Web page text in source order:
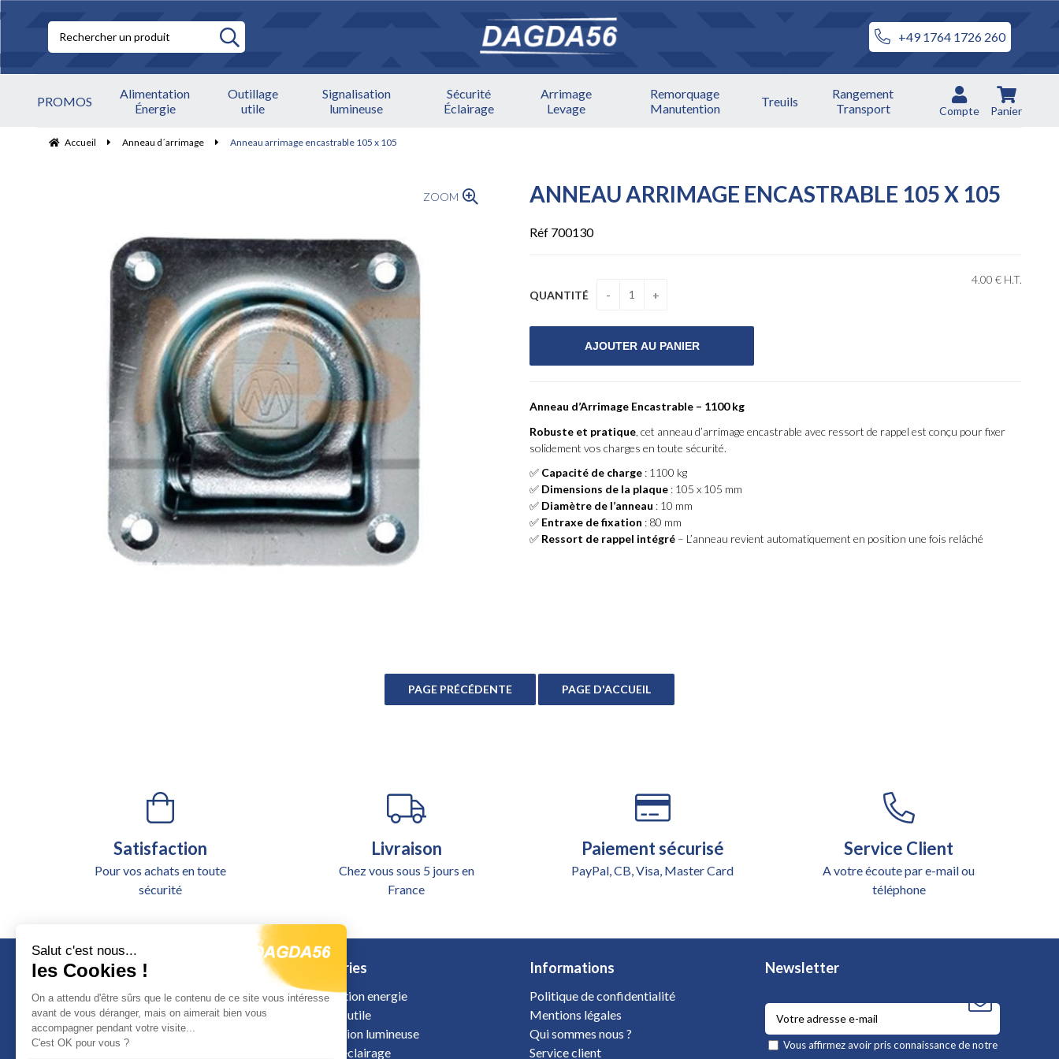
+49 1764 1726 260
PROMOS
Alimentation
Énergie
Outillage
utile
Signalisation
lumineuse
Sécurité
Éclairage
Arrimage
Levage
Remorquage
Manutention
Treuils
Rangement
Transport
Compte Panier
Accueil Anneau d´arrimage Anneau arrimage encastrable 105 x 105
ZOOM ANNEAU ARRIMAGE ENCASTRABLE 105 X 105
Réf 700130
4.00 € H.T.
QUANTITÉ
Anneau d’Arrimage Encastrable – 1100 kg
Robuste et pratique, cet anneau d’arrimage encastrable avec ressort de rappel est conçu pour fixer
solidement vos charges en toute sécurité.
✅ Capacité de charge : 1100 kg
✅ Dimensions de la plaque : 105 x 105 mm
✅ Diamètre de l’anneau : 10 mm
✅ Entraxe de fixation : 80 mm
✅ Ressort de rappel intégré – L’anneau revient automatiquement en position une fois relâché
Satisfaction
Pour vos achats en toute
sécurité
Livraison
Chez vous sous 5 jours en
France
Paiement sécurisé
PayPal, CB, Visa, Master Card
Service Client
A votre écoute par e-mail ou
téléphone
Calle de Colombia
Catégories
Alimentation energie
Outillage utile
Signalisation lumineuse
Sécurité éclairage
Informations
Politique de confidentialité
Mentions légales
Qui sommes nous ?
Service client
Newsletter
Vous affirmez avoir pris connaissance de notre
Salut c'est nous...
les Cookies !
On a attendu d'être sûrs que le contenu de ce site vous intéresse
avant de vous déranger, mais on aimerait bien vous
accompagner pendant votre visite...
C'est OK pour vous ?